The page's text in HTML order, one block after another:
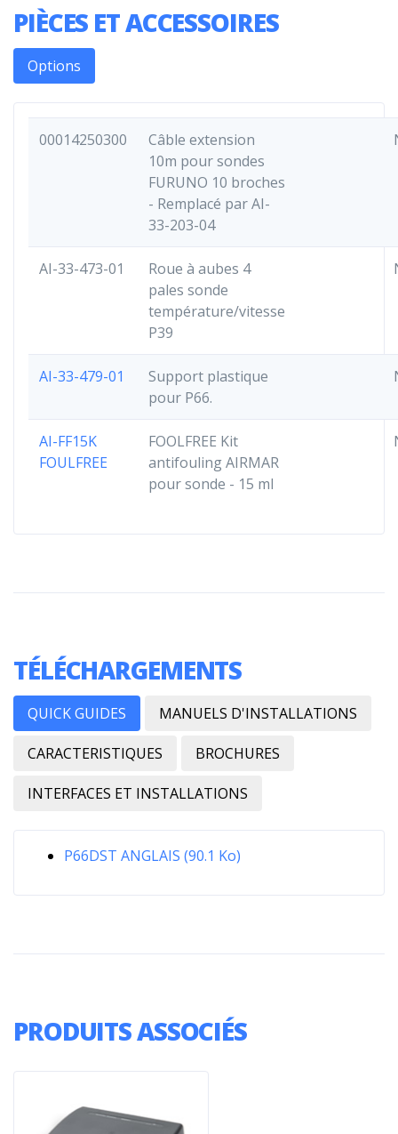
PIÈCES ET ACCESSOIRES
Options
00014250300
Câble extension
10m pour sondes
FURUNO 10 broches
- Remplacé par AI-
33-203-04
AI-33-473-01
Roue à aubes 4
pales sonde
température/vitesse
P39
AI-33-479-01
Support plastique
pour P66.
AI-FF15K
FOULFREE
FOOLFREE Kit
antifouling AIRMAR
pour sonde - 15 ml
TÉLÉCHARGEMENTS
QUICK GUIDES MANUELS D'INSTALLATIONS
CARACTERISTIQUES BROCHURES
INTERFACES ET INSTALLATIONS
P66DST ANGLAIS (90.1 Ko)
PRODUITS ASSOCIÉS